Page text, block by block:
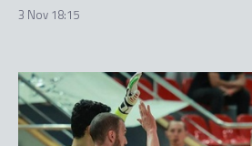
3 Nov 18:15